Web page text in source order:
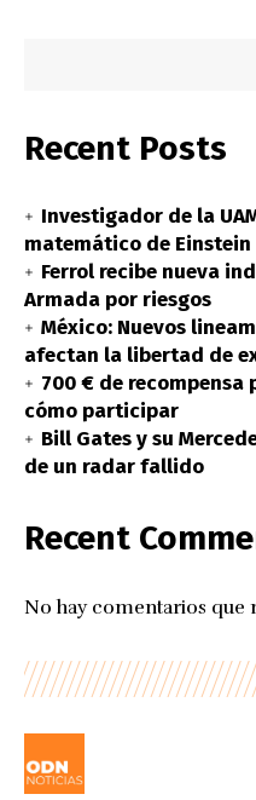
Recent Posts
Investigador de la
matemático de Einstein
Ferrol recibe nueva
Armada por riesgos
México: Nuevos
afectan la libertad de
700 € de
cómo participar
Bill Gates y su
de un radar fallido
Recent
No hay comentarios que